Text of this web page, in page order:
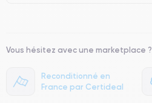
Reconditionné en
France par Certideal
Vous hésitez avec une marketplace ?